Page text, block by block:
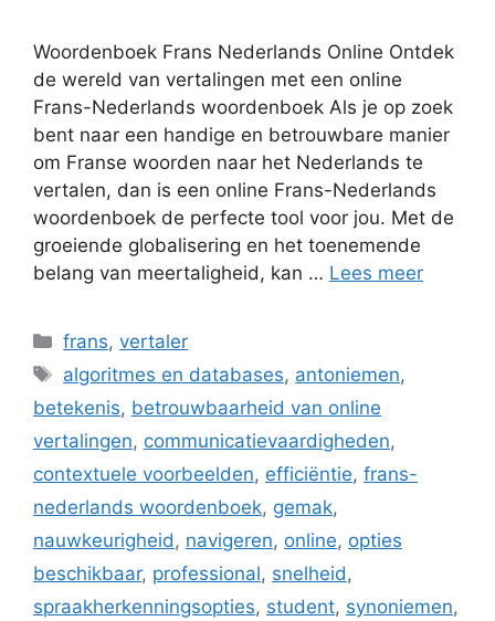
Woordenboek Frans Nederlands Online Ontdek
de wereld van vertalingen met een online
Frans-Nederlands woordenboek Als je op zoek
bent naar een handige en betrouwbare manier
om Franse woorden naar het Nederlands te
vertalen, dan is een online Frans-Nederlands
woordenboek de perfecte tool voor jou. Met de
groeiende globalisering en het toenemende
belang van meertaligheid, kan … Lees meer
Categorieën
frans,vertaler
Tags
algoritmes en databases, antoniemen,
betekenis, betrouwbaarheid van online
vertalingen, communicatievaardigheden,
contextuele voorbeelden, efficiëntie, frans-
nederlands woordenboek, gemak,
nauwkeurigheid , navigeren, online, opties
beschikbaar, professional, snelheid ,
spraakherkenningsopties, student, synoniemen,